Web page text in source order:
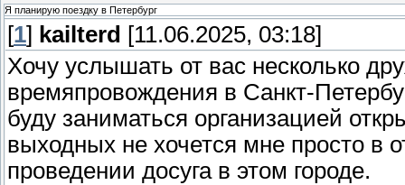
Я планирую поездку в Петербург
[1] kailterd [11.06.2025, 03:18]
Хочу услышать от вас несколько
времяпровождения в Санкт-
буду заниматься организацией
выходных не хочется мне просто в
проведении досуга в этом городе.